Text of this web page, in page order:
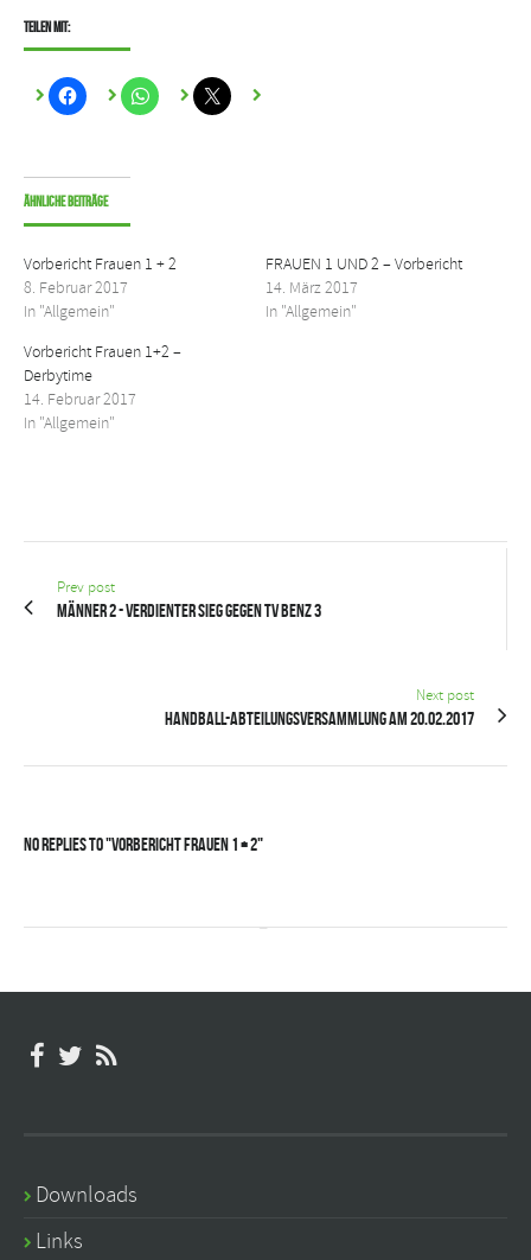
Teilen mit:
Ähnliche Beiträge
Vorbericht Frauen 1 + 2
8. Februar 2017
In "Allgemein"
FRAUEN 1 UND 2 – Vorbericht
14. März 2017
In "Allgemein"
Vorbericht Frauen 1+2 –
Derbytime
14. Februar 2017
In "Allgemein"
Prev post
Männer 2 - Verdienter Sieg gegen TV Benz 3
Next post
Handball-Abteilungsversammlung am 20.02.2017
No Replies to "Vorbericht Frauen 1 + 2"
Downloads
Links